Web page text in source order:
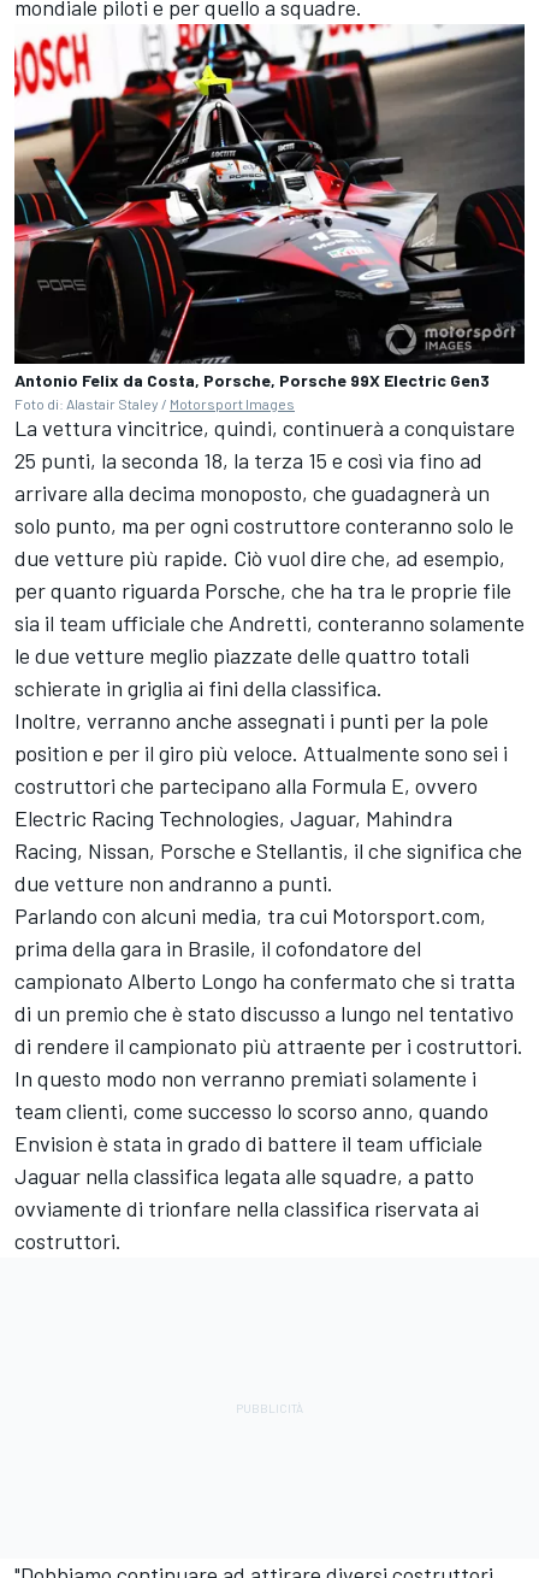
mondiale piloti e per quello a squadre.
Antonio Felix da Costa, Porsche, Porsche 99X Electric Gen3
Foto di: Alastair Staley / Motorsport Images
La vettura vincitrice, quindi, continuerà a conquistare
25 punti, la seconda 18, la terza 15 e così via fino ad
arrivare alla decima monoposto, che guadagnerà un
solo punto, ma per ogni costruttore conteranno solo le
due vetture più rapide. Ciò vuol dire che, ad esempio,
per quanto riguarda Porsche, che ha tra le proprie file
sia il team ufficiale che Andretti, conteranno solamente
le due vetture meglio piazzate delle quattro totali
schierate in griglia ai fini della classifica.
Inoltre, verranno anche assegnati i punti per la pole
position e per il giro più veloce. Attualmente sono sei i
costruttori che partecipano alla Formula E, ovvero
Electric Racing Technologies, Jaguar, Mahindra
Racing, Nissan, Porsche e Stellantis, il che significa che
due vetture non andranno a punti.
Parlando con alcuni media, tra cui Motorsport.com,
prima della gara in Brasile, il cofondatore del
campionato Alberto Longo ha confermato che si tratta
di un premio che è stato discusso a lungo nel tentativo
di rendere il campionato più attraente per i costruttori.
In questo modo non verranno premiati solamente i
team clienti, come successo lo scorso anno, quando
Envision è stata in grado di battere il team ufficiale
Jaguar nella classifica legata alle squadre, a patto
ovviamente di trionfare nella classifica riservata ai
costruttori.